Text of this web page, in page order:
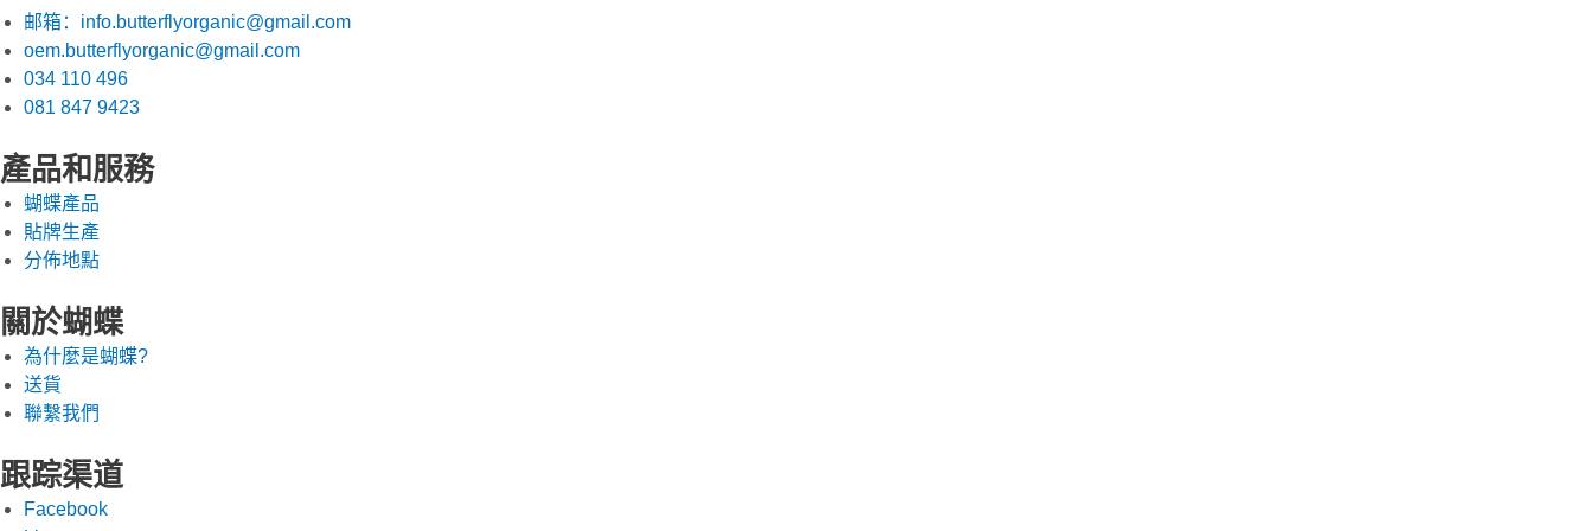
邮箱：info.butterflyorganic@gmail.com
oem.butterflyorganic@gmail.com
034 110 496
081 847 9423
產品和服務
蝴蝶產品
貼牌生產
分佈地點
關於蝴蝶
為什麼是蝴蝶?
送貨
聯繫我們
跟踪渠道
Facebook